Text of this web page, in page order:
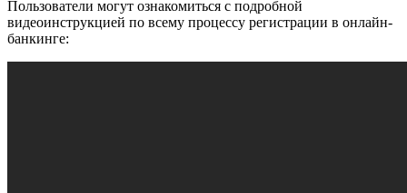
Пользователи могут ознакомиться с подробной
видеоинструкцией по всему процессу регистрации в онлайн-
банкинге: